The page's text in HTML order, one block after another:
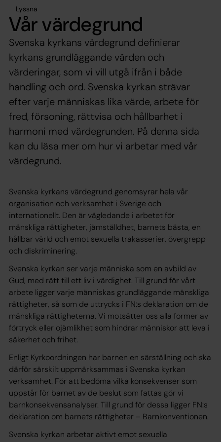
Lyssna
Vår värdegrund
Svenska kyrkans värdegrund definierar
kyrkans grundläggande värden och
värderingar, som vi vill utgå ifrån i både
handling och ord. Svenska kyrkan strävar
efter varje människas lika värde, arbete för
fred, försoning, rättvisa och hållbarhet i
harmoni med värdegrunden. På denna sida
kan du läsa mer om hur vi arbetar med vår
värdegrund.
Svenska kyrkans värdegrund genomsyrar hela vår
organisation och verksamhet i Sverige och
internationellt. Den är vägledande i arbetet för
mänskliga rättigheter, jämställdhet, barnets bästa, en
hållbar värld och emot sexuella trakasserier, övergrepp
och diskriminering.
Svenska kyrkan ser varje människa som en avbild av
Gud, med rätt till ett liv i värdighet. Till grund för vårt
arbete ligger varje människas grundläggande mänskliga
rättigheter, så som de uttrycks i FN:s deklaration om de
mänskliga rättigheterna. Vi motsätter oss alla former av
förtryck eller ojämlikhet som hindrar människor att leva i
säkerhet och frihet.
Enligt Kyrkoordningen har barnen en särställning och ska
därför särskilt uppmärksammas i Svenska kyrkan
verksamhet. För att bedöma vilka konsekvenser som
uppstår för barnet av de beslut som fattas gör vi
barnkonsekvensanalyser. Till grund för dessa ligger FN:s
deklaration om barnets rättigheter – Barnkonventionen.
Svenska kyrkan arbetar aktivt emot sexuella